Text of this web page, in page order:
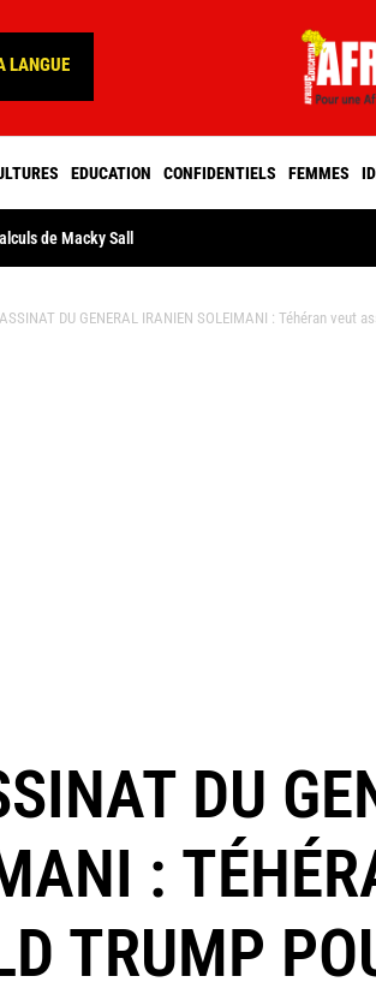
LANGUE
EDUCATION CONFIDENTIELS FEMMES
de Macky Sall
DU GENERAL IRANIEN SOLEIMANI : Téhéran veut
DU
:
TRUMP